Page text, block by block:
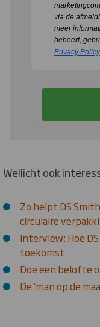
via de
meer
beheert,
Privacy Policy
Wellicht ook
Zo helpt DS
circulaire
Interview: Hoe
toekomst
Doe een belofte
De ‘man op de